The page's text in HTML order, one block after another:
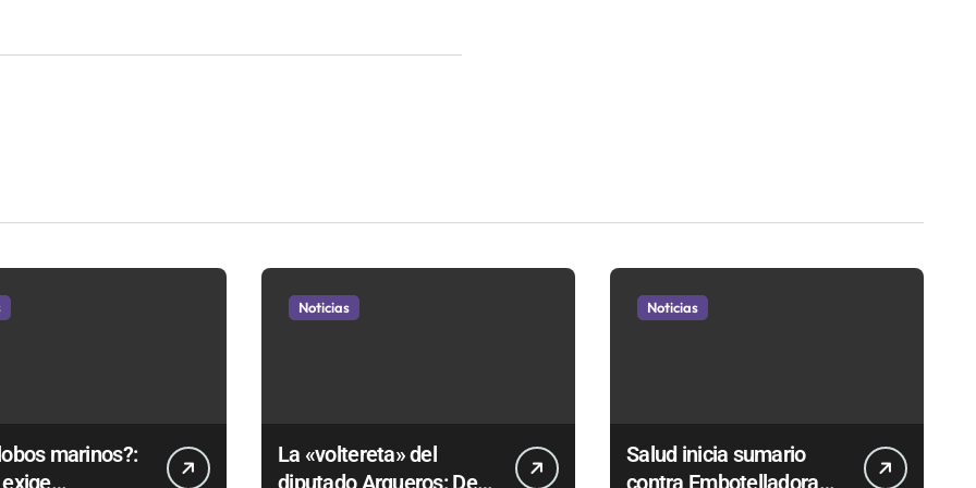
marinos?:
Noticias
La «voltereta» del
diputado Arqueros: De
Noticias
Salud inicia sumario
contra Embotelladora